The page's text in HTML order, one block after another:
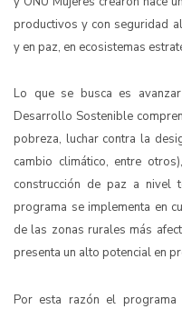
productivos y con seguridad
y en paz, en ecosistemas
Lo que se busca es
Desarrollo Sostenible
pobreza, luchar contra la
cambio climático, entre
construcción de paz a nivel
programa se implementa en
de las zonas rurales más
presenta un alto potencial en
Por esta razón el